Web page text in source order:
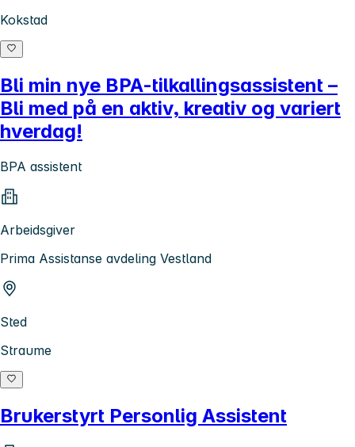
Kokstad
Bli min nye BPA-tilkallingsassistent –
Bli med på en aktiv, kreativ og variert
hverdag!
BPA assistent
Arbeidsgiver
Prima Assistanse avdeling Vestland
Sted
Straume
Brukerstyrt Personlig Assistent